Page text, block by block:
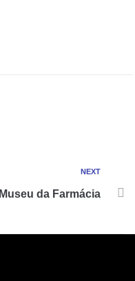
NEXT
Museu da Farmácia